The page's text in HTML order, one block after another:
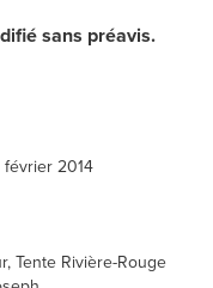
sans préavis.
2014
Tente Rivière-Rouge